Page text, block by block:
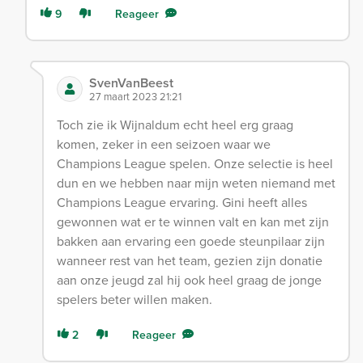
9 Reageer
SvenVanBeest
27 maart 2023 21:21
Toch zie ik Wijnaldum echt heel erg graag
komen, zeker in een seizoen waar we
Champions League spelen. Onze selectie is heel
dun en we hebben naar mijn weten niemand met
Champions League ervaring. Gini heeft alles
gewonnen wat er te winnen valt en kan met zijn
bakken aan ervaring een goede steunpilaar zijn
wanneer rest van het team, gezien zijn donatie
aan onze jeugd zal hij ook heel graag de jonge
spelers beter willen maken.
2 Reageer